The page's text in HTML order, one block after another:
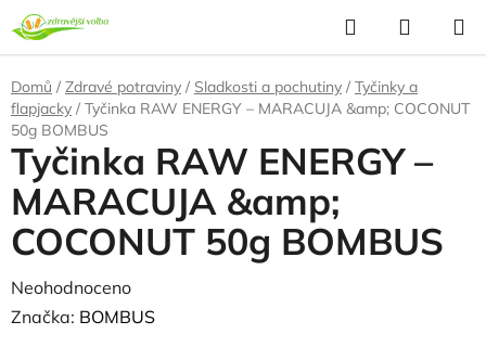
Přejít
na
obsah
Hledat
KOŠÍK
Domů / Zdravé potraviny / Sladkosti a pochutiny / Tyčinky a
flapjacky / Tyčinka RAW ENERGY – MARACUJA &amp; COCONUT
50g BOMBUS
Tyčinka RAW ENERGY –
MARACUJA &amp;
COCONUT 50g BOMBUS
Průměrné
hodnocení
Neohodnoceno
Značka: BOMBUS